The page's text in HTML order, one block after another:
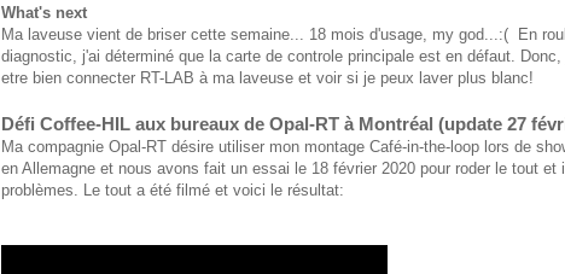
What's next
Ma laveuse vient de briser cette semaine... 18 mois d'usage, my god...:( En
diagnostic, j'ai déterminé que la carte de controle principale est en défaut.
etre bien connecter RT-LAB à ma laveuse et voir si je peux laver plus blanc!
Défi Coffee-HIL aux bureaux de Opal-RT à Montréal (update 27
Ma compagnie Opal-RT désire utiliser mon montage Café-in-the-loop lors de
en Allemagne et nous avons fait un essai le 18 février 2020 pour roder le tout et
problèmes. Le tout a été filmé et voici le résultat: